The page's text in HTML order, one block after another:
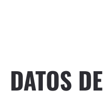
DATOS DE